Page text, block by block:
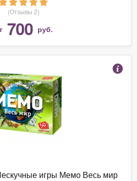
(Отзывы 2)
700 руб.
игры Мемо Весь мир